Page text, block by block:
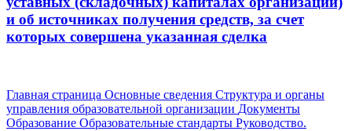
и об источниках получения средств, за счет
которых совершена указанная сделка
Главная страница Основные сведения Структура и органы
управления образовательной организации Документы
Образование Образовательные стандарты Руководство.